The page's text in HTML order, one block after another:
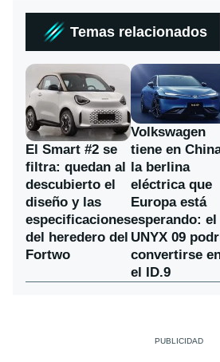
Temas relacionados
El Smart #2 se
filtra: quedan al
descubierto el
diseño y las
especificaciones
del heredero del
Fortwo
Volkswagen
tiene en
la berlina
eléctrica que
Europa está
esperando: el
UNYX 09
convertirse
el ID.9